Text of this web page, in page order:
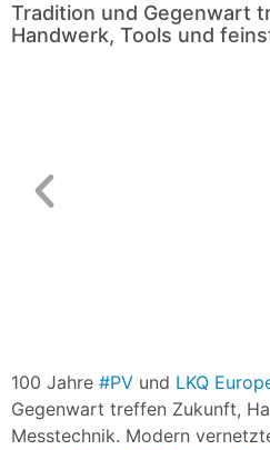
Tradition und Gegenwart
Handwerk, Tools und
100 Jahre #PV und LKQ
Gegenwart treffen Zukunft,
Messtechnik. Modern